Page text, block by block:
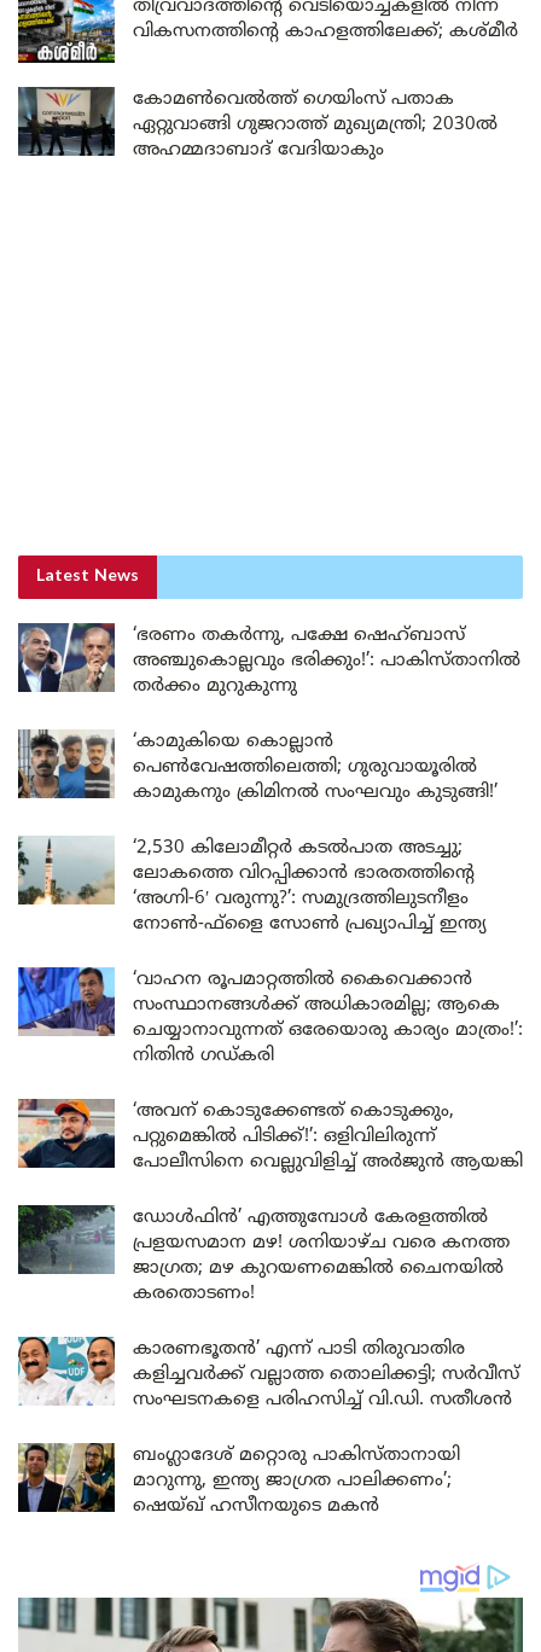
തീവ്രവാദത്തിന്റെ വെടിയൊച്ചകളിൽ നിന്ന്
വികസനത്തിന്റെ കാഹളത്തിലേക്ക്; കശ്മീർ
കോമൺവെൽത്ത് ഗെയിംസ് പതാക
ഏറ്റുവാങ്ങി ഗുജറാത്ത് മുഖ്യമന്ത്രി; 2030ൽ
അഹമ്മദാബാദ് വേദിയാകും
Latest News
‘ഭരണം തകർന്നു, പക്ഷേ ഷെഹ്ബാസ്
അഞ്ചുകൊല്ലവും ഭരിക്കും!’: പാകിസ്താനിൽ
തർക്കം മുറുകുന്നു
‘കാമുകിയെ കൊല്ലാൻ
പെൺവേഷത്തിലെത്തി; ഗുരുവായൂരിൽ
കാമുകനും ക്രിമിനൽ സംഘവും കുടുങ്ങി!’
‘2,530 കിലോമീറ്റർ കടൽപാത അടച്ചു;
ലോകത്തെ വിറപ്പിക്കാൻ ഭാരതത്തിന്റെ
‘അഗ്നി-6′ വരുന്നു?’: സമുദ്രത്തിലുടനീളം
നോൺ-ഫ്ളൈ സോൺ പ്രഖ്യാപിച്ച് ഇന്ത്യ
‘വാഹന രൂപമാറ്റത്തിൽ കൈവെക്കാൻ
സംസ്ഥാനങ്ങൾക്ക് അധികാരമില്ല; ആകെ
ചെയ്യാനാവുന്നത് ഒരേയൊരു കാര്യം മാത്രം!’:
നിതിൻ ഗഡ്കരി
‘അവന് കൊടുക്കേണ്ടത് കൊടുക്കും,
പറ്റുമെങ്കിൽ പിടിക്ക്!’: ഒളിവിലിരുന്ന്
പോലീസിനെ വെല്ലുവിളിച്ച് അർജുൻ ആയങ്കി
ഡോൾഫിൻ’ എത്തുമ്പോൾ കേരളത്തിൽ
പ്രളയസമാന മഴ! ശനിയാഴ്ച വരെ കനത്ത
ജാഗ്രത; മഴ കുറയണമെങ്കിൽ ചൈനയിൽ
കരതൊടണം!
കാരണഭൂതൻ’ എന്ന് പാടി തിരുവാതിര
കളിച്ചവർക്ക് വല്ലാത്ത തൊലിക്കട്ടി; സർവീസ്
സംഘടനകളെ പരിഹസിച്ച് വി.ഡി. സതീശൻ
ബംഗ്ലാദേശ് മറ്റൊരു പാകിസ്താനായി
മാറുന്നു, ഇന്ത്യ ജാഗ്രത പാലിക്കണം’;
ഷെയ്ഖ് ഹസീനയുടെ മകൻ